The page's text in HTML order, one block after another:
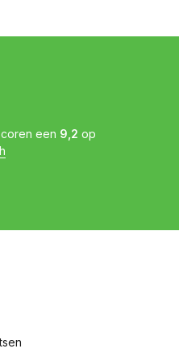
een 9,2 op